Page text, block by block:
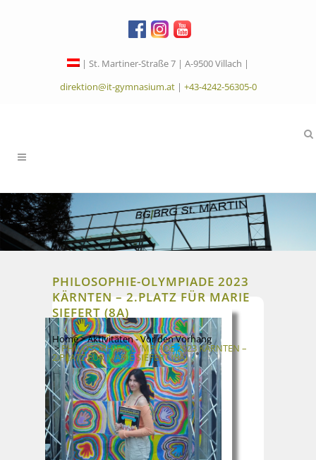
| St. Martiner-Straße 7 | A-9500 Villach |
direktion@it-gymnasium.at| +43-4242-56305-0
PHILOSOPHIE-OLYMPIADE 2023
KÄRNTEN – 2.PLATZ FÜR MARIE
SIEFERT (8A)
Home>Aktivitäten - Vor den Vorhang
>PHILOSOPHIE-OLYMPIADE 2023 KÄRNTEN –
2.PLATZ FÜR MARIE SIEFERT (8A)